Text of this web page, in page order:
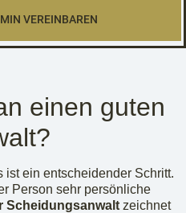
VEREINBAREN
einen guten
ist ein entscheidender Schritt.
Person sehr persönliche
Scheidungsanwalt zeichnet